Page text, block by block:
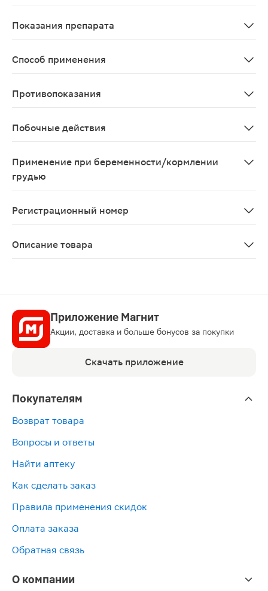
Показания препарата
Способ применения
Противопоказания
Побочные действия
Применение при беременности/кормлении
грудью
Регистрационный номер
Описание товара
Приложение Магнит
Акции, доставка и больше бонусов за покупки
Скачать приложение
Покупателям
Возврат товара
Вопросы и ответы
Найти аптеку
Как сделать заказ
Правила применения скидок
Оплата заказа
Обратная связь
О компании